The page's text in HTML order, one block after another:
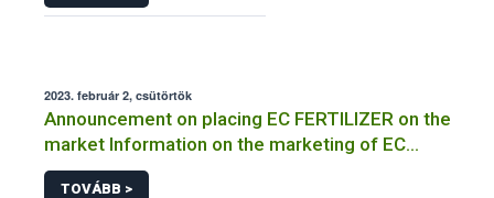
2023. február 2, csütörtök
Announcement on placing EC FERTILIZER on the
market Information on the marketing of EC
FERTILIZER and the application for a certificate
TOVÁBB >